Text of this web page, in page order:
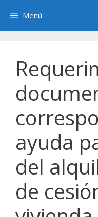
contenido
Menú
ayuda
del
de